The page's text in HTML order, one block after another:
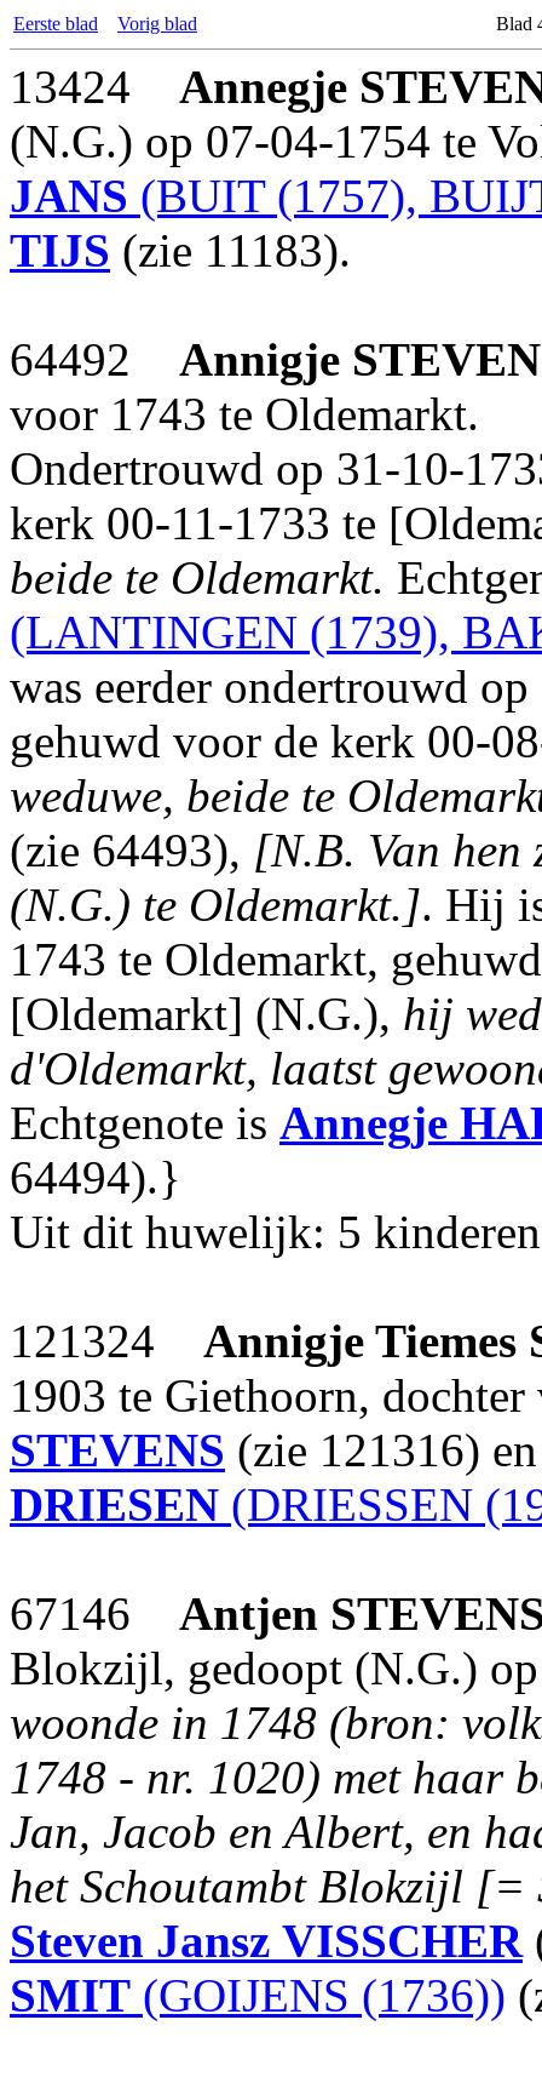
Eerste blad Vorig blad Blad
13424 Annegje
(N.G.) op 07-04-1754 te
JANS (BUIT (1757),
TIJS (zie 11183).
64492 Annigje
voor 1743 te Oldemarkt.
Ondertrouwd op 31-10-
kerk 00-11-1733 te
beide te Oldemarkt.
(LANTINGEN (1739),
was eerder ondertrouwd
gehuwd voor de kerk 00-
weduwe, beide te
(zie 64493), [N.B. Van hen
(N.G.) te Oldemarkt.]. Hij
1743 te Oldemarkt,
[Oldemarkt] (N.G.), hij
d'Oldemarkt, laatst
Echtgenote is Annegje
64494).}
Uit dit huwelijk: 5
121324 Annigje Tiemes
1903 te Giethoorn,
STEVENS (zie 121316)
DRIESEN (DRIESSEN
67146 Antjen
Blokzijl, gedoopt (N.G.)
woonde in 1748 (bron:
1748 - nr. 1020) met haar
Jan, Jacob en Albert, en
het Schoutambt Blokzijl
Steven Jansz VISSCHER
SMIT (GOIJENS (1736))